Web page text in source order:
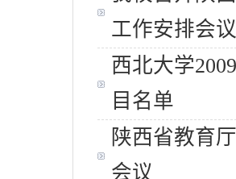
工作安排会议
西北大学
目名单
陕西省教育
会议